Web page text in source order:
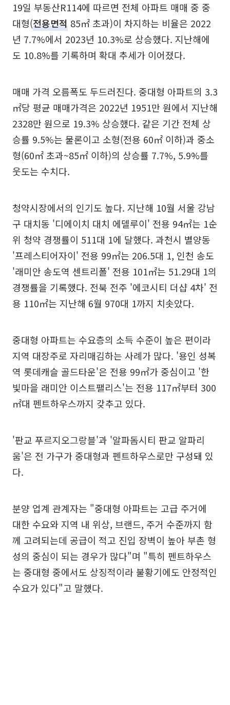
19일 부동산R114에 따르면 전체 아파트 매매 중 중
대형(전용면적 85㎡ 초과)이 차지하는 비율은 2022
년 7.7%에서 2023년 10.3%로 상승했다. 지난해에
도 10.8%를 기록하며 확대 추세가 이어졌다.
매매 가격 오름폭도 두드러진다. 중대형 아파트의 3.3
㎡당 평균 매매가격은 2022년 1951만 원에서 지난해
2328만 원으로 19.3% 상승했다. 같은 기간 전체 상
승률 9.5%는 물론이고 소형(전용 60㎡ 이하)과 중소
형(60㎡ 초과~85㎡ 이하)의 상승률 7.7%, 5.9%를
웃도는 수치다.
청약시장에서의 인기도 높다. 지난해 10월 서울 강남
구 대치동 '디에이치 대치 에델루이' 전용 94㎡는 1순
위 청약 경쟁률이 511대 1에 달했다. 과천시 별양동
'프레스티어자이' 전용 99㎡는 206.5대 1, 인천 송도
'래미안 송도역 센트리폴' 전용 101㎡는 51.29대 1의
경쟁률을 기록했다. 전북 전주 '에코시티 더샵 4차' 전
용 110㎡는 지난해 6월 970대 1까지 치솟았다.
중대형 아파트는 수요층의 소득 수준이 높은 편이라
지역 대장주로 자리매김하는 사례가 많다. '용인 성복
역 롯데캐슬 골드타운'은 전용 99㎡가 중심이고 '한
빛마을 래미안 이스트팰리스'는 전용 117㎡부터 300
㎡대 펜트하우스까지 갖추고 있다.
'판교 푸르지오그랑블'과 '알파돔시티 판교 알파리
움'은 전 가구가 중대형과 펜트하우스로만 구성돼 있
다.
분양 업계 관계자는 "중대형 아파트는 고급 주거에
대한 수요와 지역 내 위상, 브랜드, 주거 수준까지 함
께 고려되는데 공급이 적고 진입 장벽이 높아 부촌 형
성의 중심이 되는 경우가 많다"며 "특히 펜트하우스
는 중대형 중에서도 상징적이라 불황기에도 안정적인
수요가 있다"고 말했다.